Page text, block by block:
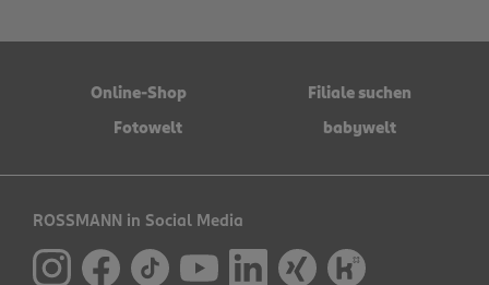
Online-Shop
Filiale suchen
Fotowelt
babywelt
ROSSMANN in Social Media